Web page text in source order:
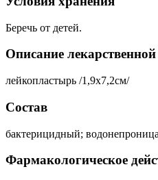
Беречь от детей.
Описание
лейкопластырь /1,9х7,2см/
Состав
бактерицидный;
Фармакологическое